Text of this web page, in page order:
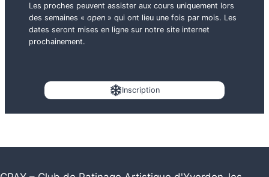
Les proches peuvent assister aux cours uniquement lors
des semaines « open » qui ont lieu une fois par mois. Les
dates seront mises en ligne sur notre site internet
prochainement.
Inscription